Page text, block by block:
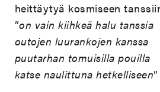
heittäytyä kosmiseen
”on vain kiihkeä halu tanssia
outojen luurankojen kanssa
puutarhan tomuisilla pouilla
katse naulittuna hetkelliseen”